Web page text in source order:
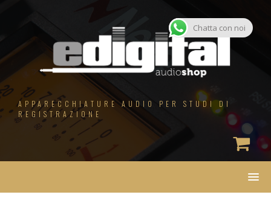
APPARECCHIATURE AUDIO PER STUDI DI
REGISTRAZIONE
Chatta con noi